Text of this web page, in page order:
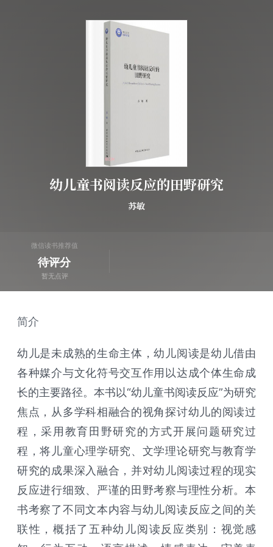
幼儿童书阅读反应的田野研究
苏敏
微信读书推荐值
待评分
暂无点评
简介
幼儿是未成熟的生命主体，幼儿阅读是幼儿借由
各种媒介与文化符号交互作用以达成个体生命成
长的主要路径。本书以“幼儿童书阅读反应”为研究
焦点，从多学科相融合的视角探讨幼儿的阅读过
程，采用教育田野研究的方式开展问题研究过
程，将儿童心理学研究、文学理论研究与教育学
研究的成果深入融合，并对幼儿阅读过程的现实
反应进行细致、严谨的田野考察与理性分析。本
书考察了不同文本内容与幼儿阅读反应之间的关
联性，概括了五种幼儿阅读反应类别：视觉感